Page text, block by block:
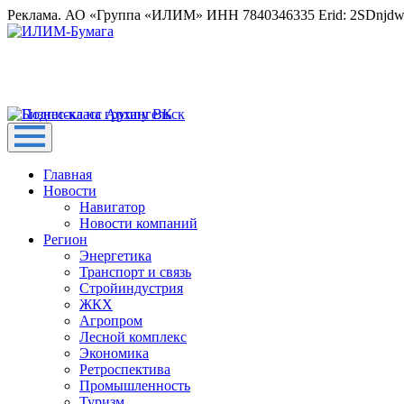
Реклама. АО «Группа «ИЛИМ» ИНН 7840346335 Erid:
Главная
Новости
Навигатор
Новости компаний
Регион
Энергетика
Транспорт и связь
Стройиндустрия
ЖКХ
Агропром
Лесной комплекс
Экономика
Ретроспектива
Промышленность